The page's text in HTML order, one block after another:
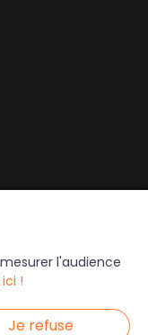
Turing Web
l'audience
!
Je refuse